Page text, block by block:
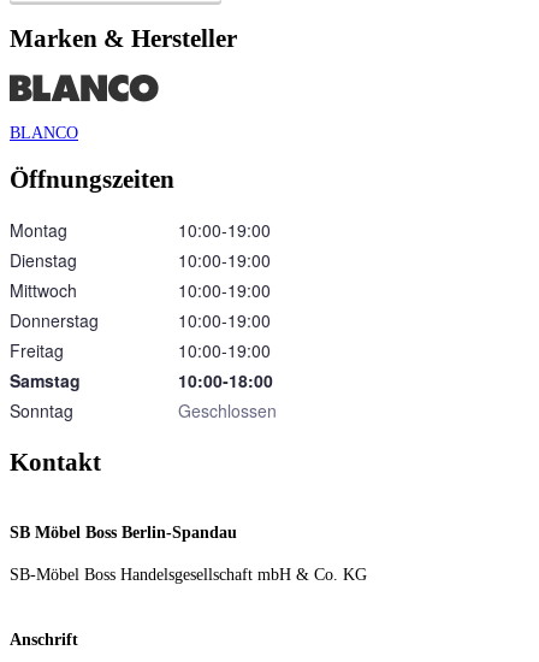
Marken & Hersteller
BLANCO
Öffnungszeiten
Montag
10:00‑19:00
Dienstag
10:00‑19:00
Mittwoch
10:00‑19:00
Donnerstag
10:00‑19:00
Freitag
10:00‑19:00
Samstag
10:00‑18:00
Sonntag
Geschlossen
Kontakt
SB Möbel Boss Berlin-Spandau
SB-Möbel Boss Handelsgesellschaft mbH & Co. KG
Anschrift